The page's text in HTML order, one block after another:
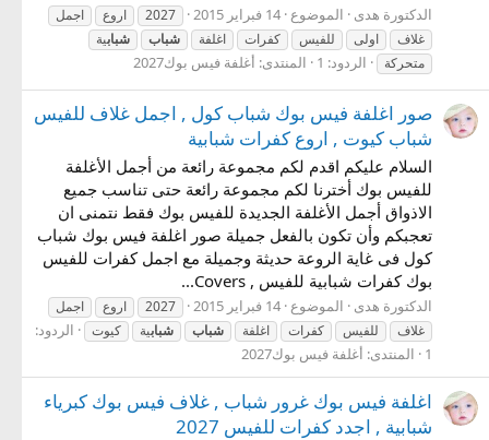
الدكتورة هدى الموضوع 14 فبراير 2015 2027 اروع
اجمل
غلاف
اولى للفيس كفرات اغلفة شباب شبابية
متحركة
الردود: 1 المنتدى: أغلفة فيس بوك2027
صور اغلفة فيس بوك شباب كول , اجمل غلاف للفيس
شباب كيوت , اروع كفرات شبابية
السلام عليكم اقدم لكم مجموعة رائعة من أجمل الأغلفة
للفيس بوك أخترنا لكم مجموعة رائعة حتى تناسب جميع
الاذواق أجمل الأغلفة الجديدة للفيس بوك فقط نتمنى ان
تعجبكم وأن تكون بالفعل جميلة صور اغلفة فيس بوك شباب
كول فى غاية الروعة حديثة وجميلة مع اجمل كفرات للفيس
بوك كفرات شبابية للفيس , Covers...
الدكتورة هدى الموضوع 14 فبراير 2015 2027 اروع
اجمل
غلاف
للفيس كفرات اغلفة شباب شبابية كيوت
الردود:
1
المنتدى: أغلفة فيس بوك2027
اغلفة فيس بوك غرور شباب , غلاف فيس بوك كبرياء
شبابية , اجدد كفرات للفيس 2027